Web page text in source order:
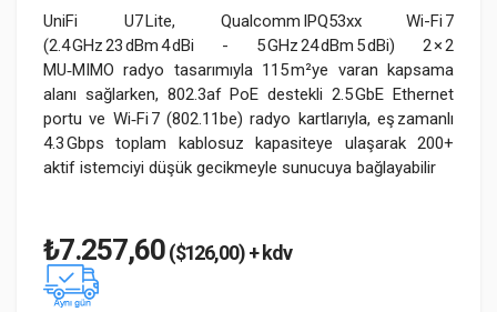
UniFi U7 Lite, Qualcomm IPQ53xx Wi-Fi 7
(2.4 GHz 23 dBm 4 dBi - 5 GHz 24 dBm 5 dBi) 2 × 2
MU‑MIMO radyo tasarımıyla 115 m²ye varan kapsama
alanı sağlarken, 802.3af PoE destekli 2.5 GbE Ethernet
portu ve Wi‑Fi 7 (802.11be) radyo kartlarıyla, eş zamanlı
4.3 Gbps toplam kablosuz kapasiteye ulaşarak 200+
aktif istemciyi düşük gecikmeyle sunucuya bağlayabilir
₺7.257,60($126,00) + kdv